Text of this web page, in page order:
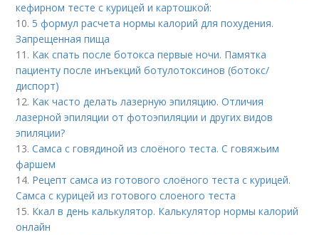
кефирном тесте с курицей и картошкой:
10. 5 формул расчета нормы калорий для похудения.
Запрещенная пища
11. Как спать после ботокса первые ночи. Памятка
пациенту после инъекций ботулотоксинов (ботокс/
диспорт)
12. Как часто делать лазерную эпиляцию. Отличия
лазерной эпиляции от фотоэпиляции и других видов
эпиляции?
13.Самса с говядиной из слоёного теста. С говяжьим
фаршем
14. Рецепт самса из готового слоёного теста с курицей.
Самса с курицей из готового слоеного теста
15. Ккал в день калькулятор. Калькулятор нормы калорий
онлайн